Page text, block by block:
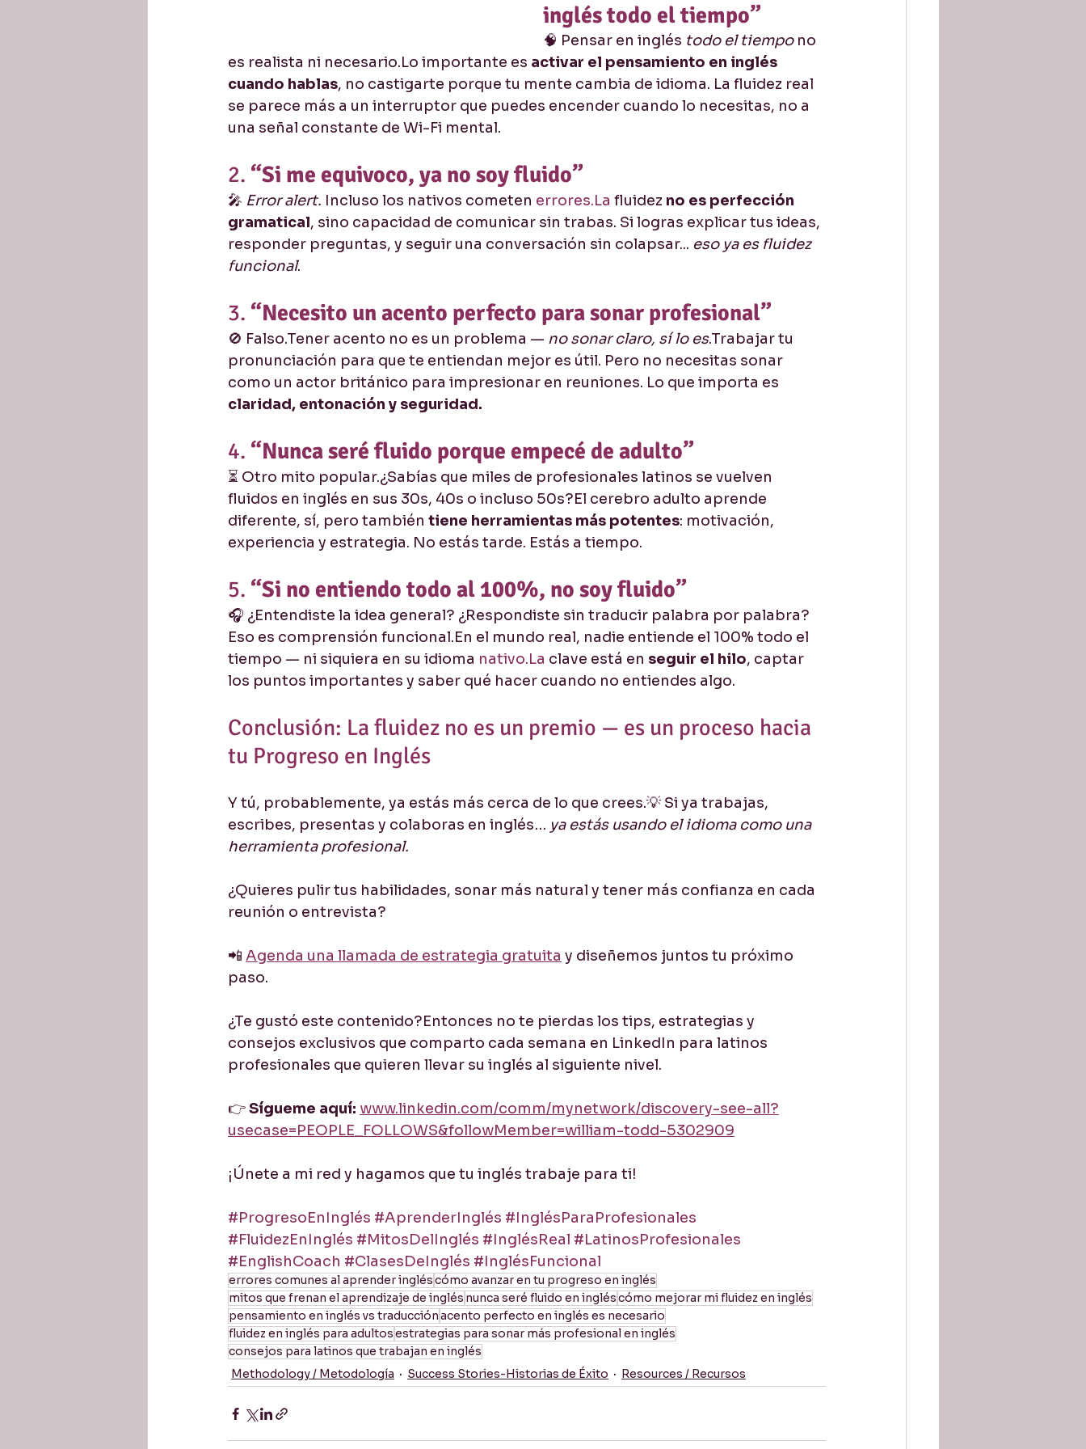
inglés todo el tiempo”
🧠 Pensar en inglés todo el tiempo no
es realista ni necesario.Lo importante es activar el pensamiento en inglés
cuando hablas, no castigarte porque tu mente cambia de idioma. La fluidez real
se parece más a un interruptor que puedes encender cuando lo necesitas, no a
una señal constante de Wi-Fi mental.
2. “Si me equivoco, ya no soy fluido”
🎤 Error alert. Incluso los nativos cometen errores.La fluidez no es perfección
gramatical, sino capacidad de comunicar sin trabas. Si logras explicar tus ideas,
responder preguntas, y seguir una conversación sin colapsar... eso ya es fluidez
funcional.
3. “Necesito un acento perfecto para sonar profesional”
🚫 Falso.Tener acento no es un problema — no sonar claro, sí lo es.Trabajar tu
pronunciación para que te entiendan mejor es útil. Pero no necesitas sonar
como un actor británico para impresionar en reuniones. Lo que importa es
claridad, entonación y seguridad.
4. “Nunca seré fluido porque empecé de adulto”
⏳ Otro mito popular.¿Sabías que miles de profesionales latinos se vuelven
fluidos en inglés en sus 30s, 40s o incluso 50s?El cerebro adulto aprende
diferente, sí, pero también tiene herramientas más potentes: motivación,
experiencia y estrategia. No estás tarde. Estás a tiempo.
5. “Si no entiendo todo al 100%, no soy fluido”
🎧 ¿Entendiste la idea general? ¿Respondiste sin traducir palabra por palabra?
Eso es comprensión funcional.En el mundo real, nadie entiende el 100% todo el
tiempo — ni siquiera en su idioma nativo.La clave está en seguir el hilo, captar
los puntos importantes y saber qué hacer cuando no entiendes algo.
Conclusión: La fluidez no es un premio — es un proceso hacia
tu Progreso en Inglés
Y tú, probablemente, ya estás más cerca de lo que crees.💡 Si ya trabajas,
escribes, presentas y colaboras en inglés… ya estás usando el idioma como una
herramienta profesional.
¿Quieres pulir tus habilidades, sonar más natural y tener más confianza en cada
reunión o entrevista?
📲 Agenda una llamada de estrategia gratuita y diseñemos juntos tu próximo
paso.
¿Te gustó este contenido?Entonces no te pierdas los tips, estrategias y
consejos exclusivos que comparto cada semana en LinkedIn para latinos
profesionales que quieren llevar su inglés al siguiente nivel.
👉 Sígueme aquí: www.linkedin.com/comm/mynetwork/discovery-see-all?
usecase=PEOPLE_FOLLOWS&followMember=william-todd-5302909
¡Únete a mi red y hagamos que tu inglés trabaje para ti!
#ProgresoEnInglés #AprenderInglés #InglésParaProfesionales
#FluidezEnInglés #MitosDelInglés #InglésReal #LatinosProfesionales
#EnglishCoach #ClasesDeInglés #InglésFuncional
errores comunes al aprender ingléscómo avanzar en tu progreso en inglés
mitos que frenan el aprendizaje de inglés nunca seré fluido en ingléscómo mejorar mi fluidez en inglés
pensamiento en inglés vs traducciónacento perfecto en inglés es necesario
fluidez en inglés para adultosestrategias para sonar más profesional en inglés
consejos para latinos que trabajan en inglés
Methodology / Metodología
Success Stories-Historias de Éxito Resources / Recursos